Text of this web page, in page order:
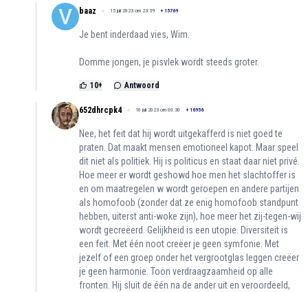
baaz 15 juli 2023 om 23:59 + 15769
Je bent inderdaad vies, Wim.
Domme jongen, je pisvlek wordt steeds groter.
10+ Antwoord
652dhrcpk4 16 juli 2023 om 00:30 + 16956
Nee, het feit dat hij wordt uitgekafferd is niet goed te
praten. Dat maakt mensen emotioneel kapot. Maar speel
dit niet als politiek. Hij is politicus en staat daar niet privé.
Hoe meer er wordt geshowd hoe men het slachtoffer is
en om maatregelen w wordt geroepen en andere partijen
als homofoob (zonder dat ze enig homofoob standpunt
hebben, uiterst anti-woke zijn), hoe meer het zij-tegen-wij
wordt gecreëerd. Gelijkheid is een utopie. Diversiteit is
een feit. Met één noot creëer je geen symfonie. Met
jezelf of een groep onder het vergrootglas leggen creëer
je geen harmonie. Toon verdraagzaamheid op alle
fronten. Hij sluit de één na de ander uit en veroordeeld,